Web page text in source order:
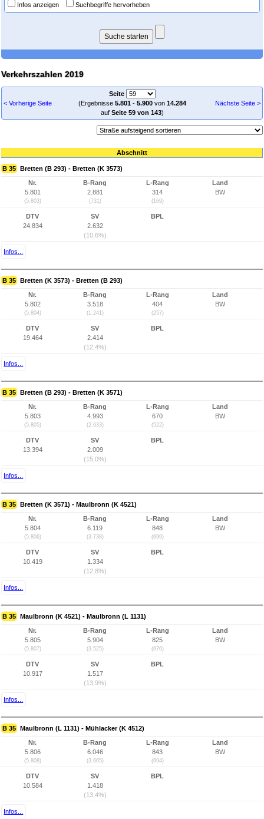
Infos anzeigen Suchbegriffe hervorheben
Verkehrszahlen 2019
< Vorherige Seite
Seite
(Ergebnisse 5.801- 5.900von 14.284
auf Seite 59 von 143)
Nächste Seite >
Abschnitt
B 35 Bretten (B 293) - Bretten (K 3573)
Nr.
5.801
(5.803)
B-Rang
2.881
(731)
L-Rang
314
(169)
Land
BW
DTV
24.834
SV
2.632
(10,6%)
BPL
Infos...
B 35 Bretten (K 3573) - Bretten (B 293)
Nr.
5.802
(5.804)
B-Rang
3.518
(1.241)
L-Rang
404
(257)
Land
BW
DTV
19.464
SV
2.414
(12,4%)
BPL
Infos...
B 35 Bretten (B 293) - Bretten (K 3571)
Nr.
5.803
(5.805)
B-Rang
4.993
(2.633)
L-Rang
670
(522)
Land
BW
DTV
13.394
SV
2.009
(15,0%)
BPL
Infos...
B 35 Bretten (K 3571) - Maulbronn (K 4521)
Nr.
5.804
(5.806)
B-Rang
6.119
(3.738)
L-Rang
848
(699)
Land
BW
DTV
10.419
SV
1.334
(12,8%)
BPL
Infos...
B 35 Maulbronn (K 4521) - Maulbronn (L 1131)
Nr.
5.805
(5.807)
B-Rang
5.904
(3.525)
L-Rang
825
(676)
Land
BW
DTV
10.917
SV
1.517
(13,9%)
BPL
Infos...
B 35 Maulbronn (L 1131) - Mühlacker (K 4512)
Nr.
5.806
(5.808)
B-Rang
6.046
(3.665)
L-Rang
843
(694)
Land
BW
DTV
10.584
SV
1.418
(13,4%)
BPL
Infos...